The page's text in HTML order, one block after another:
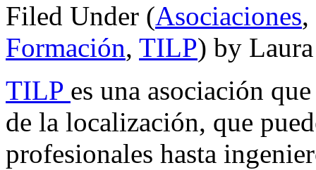
Filed Under (Asociaciones,
Formación, TILP) by
TILP es una asociación
de la localización, que
profesionales hasta